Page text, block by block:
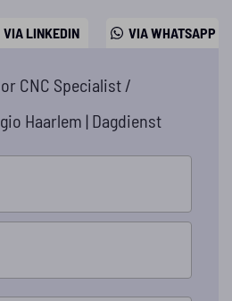
VIA LINKEDIN VIA WHATSAPP
CNC Specialist /
Haarlem | Dagdienst